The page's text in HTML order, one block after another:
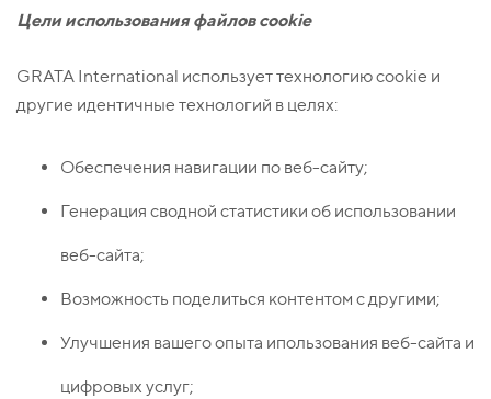
Цели использования файловcookie
GRATA International использует технологию cookie и
другие идентичные технологий в целях:
Обеспечения навигации по веб-сайту;
Генерация сводной статистики об использовании
веб-сайта;
Возможность поделиться контентом с другими;
Улучшения вашего опыта ипользования веб-сайта и
цифровых услуг;